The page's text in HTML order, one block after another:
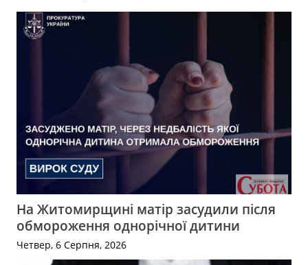
На Житомирщині матір засудили після
обмороження однорічної дитини
Четвер, 6 Серпня, 2026